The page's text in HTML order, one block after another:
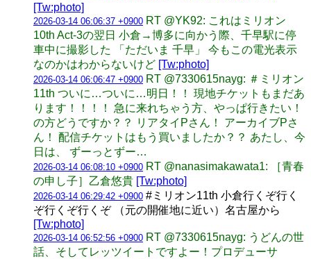
[Tw:photo]
2026-03-14 06:06:37 +0900 RT @YK92: これはミリオン
10th Act-3の翌日 小倉→博多に向かう際、千早駅に停
車中に撮影した 「ただいま 千早」 今もこの電光表示
なのかはわからないけど [Tw:photo]
2026-03-14 06:06:47 +0900 RT @7330615nayg: ＃ミリオン
11th ついに…ついに…明日！！ 現地チケットもまだあ
ります！！！！ 急に来れちゃう方、やっぱ行きたい！
の方どうですか？？ リアタイPさん！ アーカイブPさ
ん！ 配信チケットはもう買いましたか？？ あたし、今
日は、 ずーっとずー…
2026-03-14 06:08:10 +0900 RT @nanasimakawata1: ［青春
の申し子］乙倉悠貴 [Tw:photo]
2026-03-14 06:29:42 +0900 #ミリオン11th 小倉行くぞ行く
ぞ行くぞ行くぞ （元の開催地に近い）名古屋から
[Tw:photo]
2026-03-14 06:52:56 +0900 RT @7330615nayg: うどんの世
話、そしてレッツイートですよー！プロデューサ